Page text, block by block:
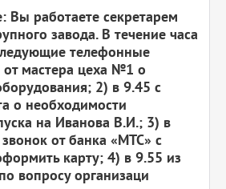
Вы работаете секретарем
завода. В течение часа
телефонные
от мастера цеха №1 о
2) в 9.45 с
о необходимости
на Иванова В.И.; 3) в
от банка «МТС» с
карту; 4) в 9.55 из
вопросу организаци